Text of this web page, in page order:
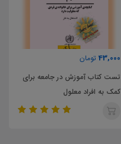
43,000 تومان
تست کتاب آموزش در جامعه برای
کمک به افراد معلول